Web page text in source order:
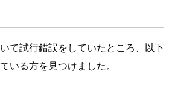
て試行錯誤をしていたところ、以下
いる方を見つけました。